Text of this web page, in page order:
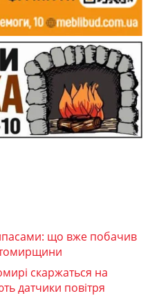
що вже побачив
скаржаться на
датчики повітря